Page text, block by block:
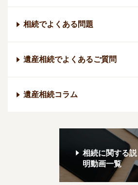
相続でよくある問題
遺産相続でよくあるご質問
遺産相続コラム
相続に関する説
明動画一覧